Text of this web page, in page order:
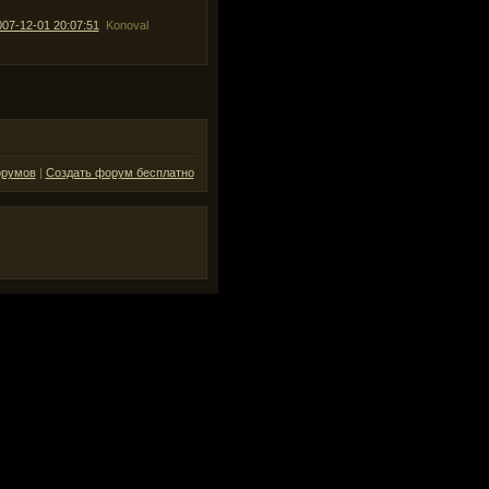
12-01 20:07:51 Konoval
| Создать форум бесплатно